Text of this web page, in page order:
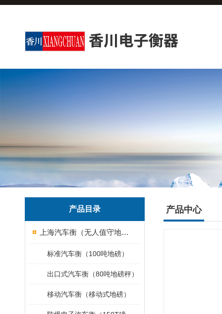
产品目录
上海汽车衡（无人值守地磅）
标准汽车衡（100吨地磅）
出口式汽车衡（80吨地磅秤）
移动汽车衡（移动式地磅）
产品中心